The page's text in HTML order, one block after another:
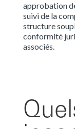
approbation
suivi de la
structure
conformité
associés.